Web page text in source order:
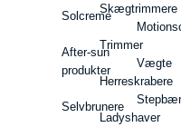
Solcreme
After-sun
produkter
Selvbrunere
Skægtrimmere
Trimmer
Herreskrabere
Ladyshaver
Vægte